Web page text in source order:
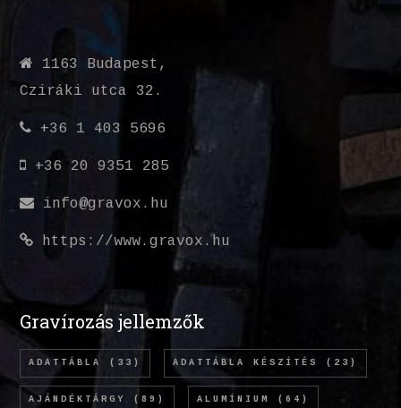
1163 Budapest,
Cziráki utca 32.
+36 1 403 5696
+36 20 9351 285
info@gravox.hu
https://www.gravox.hu
Gravírozás jellemzők
ADATTÁBLA (33) ADATTÁBLA KÉSZÍTÉS (23)
AJÁNDÉKTÁRGY (89) ALUMÍNIUM (64)